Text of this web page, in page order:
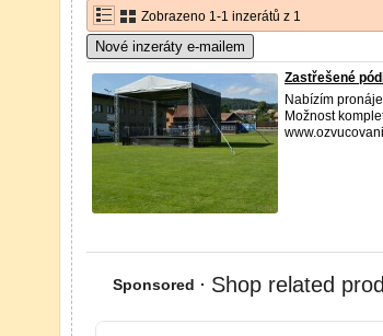
Zobrazeno 1-1 inzerátů z 1
Nové inzeráty e-mailem
Zastřešené
Nabízím
Možnost